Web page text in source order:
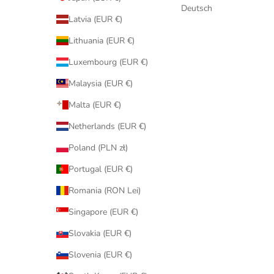
Latvia (EUR €)
Lithuania (EUR €)
Luxembourg (EUR €)
Malaysia (EUR €)
Malta (EUR €)
Netherlands (EUR €)
Poland (PLN zł)
Portugal (EUR €)
Romania (RON Lei)
Singapore (EUR €)
Slovakia (EUR €)
Slovenia (EUR €)
Deutsch